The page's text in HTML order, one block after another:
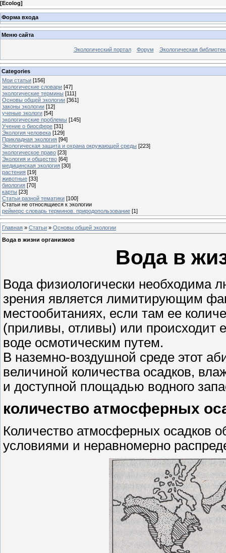
[Ecolog]
Форма входа
Меню сайта
Экологический портал Форум Экологическая
Categories
Мои статьи [156]
экологические словари [47]
экологические термины [111]
Основы общей экологии [361]
законы экологии [12]
ученые экологи [54]
экологические проблемы [145]
Учение о биосфере [31]
Экология человека [129]
Прикладная экология [94]
Экологическая защита и охрана окружающей среды [223]
экологическое право [23]
Экология и общество [64]
медицинская экология [30]
растения [19]
животные [33]
биология [70]
карты [23]
Статьи разной тематики [100]
Статьи не относящиеся к экологии
реймерс словарь терминов. природопользование [1]
Главная » Статьи » Основы общей экологии
Вода в жизни организмов
Вода в
Вода физиологически необходима
зрения является лимитирующим
местообитаниях, если там ее
(приливы, отливы) или происходит
воде осмотическим путем.
В наземно-воздушной среде этот
величиной количества осадков,
и доступной площадью водного
количество атмосферных
Количество атмосферных осадков
условиями и неравномерно